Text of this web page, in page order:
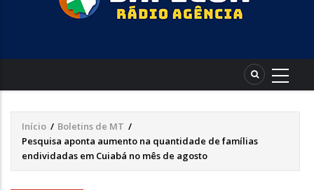
Proposta que altera regras para piso
com shows, rodeio e parque de diversões
Trilha
de
Início / Boletins de MT /
Pesquisa aponta aumento na quantidade de famílias
endividadas em Cuiabá no mês de agosto